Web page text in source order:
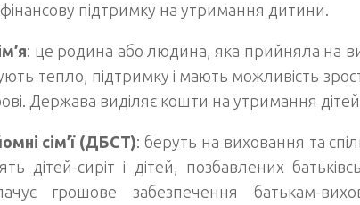
підтримку на утримання дитини.
: це родина або людина, яка прийняла на
тепло, підтримку і мають можливість
Держава виділяє кошти на утримання
сім’ї (ДБСТ): беруть на виховання та
дітей-сиріт і дітей, позбавлених
грошове забезпечення батькам-